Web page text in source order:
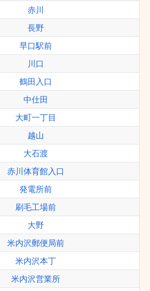
赤川
長野
早口駅前
川口
鶴田入口
中仕田
大町一丁目
越山
大石渡
赤川体育館入口
発電所前
刷毛工場前
大野
米内沢郵便局前
米内沢本丁
米内沢営業所